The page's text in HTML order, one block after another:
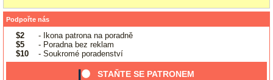
Podpořte nás
$2
- Ikona patrona na poradně
$5
- Poradna bez reklam
$10
- Soukromé poradenství
STAŇTE SE PATRONEM